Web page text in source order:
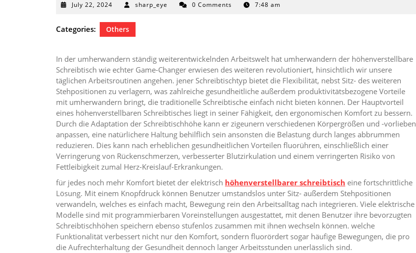
July 22, 2024
2024
sharp_eye 0 Comments 7:48 am
Categories: Others
In der umherwandern ständig weiterentwickelnden Arbeitswelt hat umherwandern der höhenverstellbare
Schreibtisch wie echter Game-Changer erwiesen des weiteren revolutioniert, hinsichtlich wir unsere
täglichen Arbeitsroutinen angehen. jener Schreibtischtyp bietet die Flexibilität, nebst Sitz- des weiteren
Stehpositionen zu verlagern, was zahlreiche gesundheitliche außerdem produktivitätsbezogene Vorteile
mit umherwandern bringt, die traditionelle Schreibtische einfach nicht bieten können. Der Hauptvorteil
eines höhenverstellbaren Schreibtisches liegt in seiner Fähigkeit, den ergonomischen Komfort zu bessern.
Durch die Adaptation der Schreibtischhöhe kann er zigeunern verschiedenen Körpergrößen und -vorlieben
anpassen, eine natürlichere Haltung behilflich sein ansonsten die Belastung durch langes abbrummen
reduzieren. Dies kann nach erheblichen gesundheitlichen Vorteilen fluorühren, einschließlich einer
Verringerung von Rückenschmerzen, verbesserter Blutzirkulation und einem verringerten Risiko von
Fettleibigkeit zumal Herz-Kreislauf-Erkrankungen.
für jedes noch mehr Komfort bietet der elektrisch höhenverstellbarer schreibtisch eine fortschrittliche
Lösung. Mit einem Knopfdruck können Benutzer umstandslos unter Sitz- außerdem Stehpositionen
verwandeln, welches es einfach macht, Bewegung rein den Arbeitsalltag nach integrieren. Viele elektrische
Modelle sind mit programmierbaren Voreinstellungen ausgestattet, mit denen Benutzer ihre bevorzugten
Schreibtischhöhen speichern ebenso stufenlos zusammen mit ihnen wechseln können. welche
Funktionalität verbessert nicht nur den Komfort, sondern fluorördert sogar häufige Bewegungen, die pro
die Aufrechterhaltung der Gesundheit dennoch langer Arbeitsstunden unerlässlich sind.